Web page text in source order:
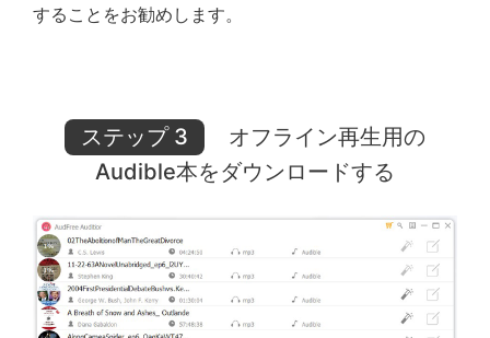
することをお勧めします。
ステップ 3
オフライン再生用の
Audible本をダウンロードする